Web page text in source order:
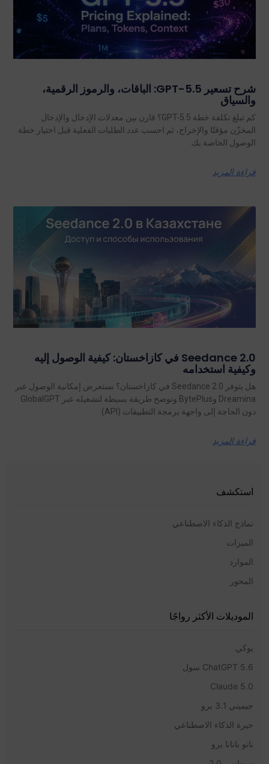
شرح تسعير GPT-5.5: الباقات، والرموز الرقمية،
والسياق
كم تبلغ تكلفة خطة GPT-5.5؟ قارن بين معدلات الإدخال والإدخال
المخزّن مؤقتًا والإخراج، ثم احسب عدد الطلبات الفعلية قبل اختيار خطة
الوصول الخاصة بك.
قراءة المزيد
Seedance 2.0 في كازاخستان: كيفية الوصول إليه
وكيفية استخدامه
هل يتوفر Seedance 2.0 في كازاخستان؟ نستعرض إمكانية الوصول عبر
Dreamina وBytePlus ونوضح طريقة بسيطة لتشغيله عبر GlobalGPT
دون الحاجة إلى واجهة برمجة التطبيقات (API).
قراءة المزيد
استكشف
نماذج الذكاء الاصطناعي
الميزات
الموارد
المحور
الموديلات الأكثر رواجًا
يوكي
ChatGPT 5.6 سول
Claude 5.0
جيميني 3.1 برو
حيرة الذكاء الاصطناعي
نانو بانانا برو